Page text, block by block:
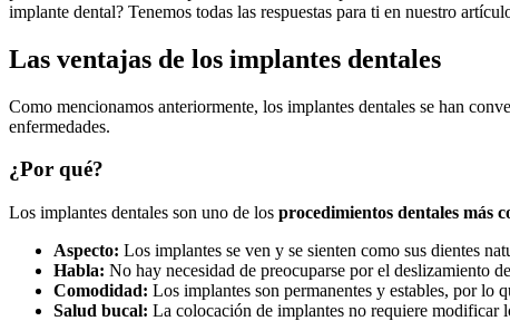
implante dental? Tenemos todas las respuestas para ti en nuestro
Las ventajas de los implantes dentales
Como mencionamos anteriormente, los implantes dentales se han
enfermedades.
¿Por qué?
Los implantes dentales son uno de los procedimientos dentales más
Aspecto: Los implantes se ven y se sienten como sus dientes
Habla: No hay necesidad de preocuparse por el deslizamiento
Comodidad: Los implantes son permanentes y estables, por lo
Salud bucal: La colocación de implantes no requiere modificar